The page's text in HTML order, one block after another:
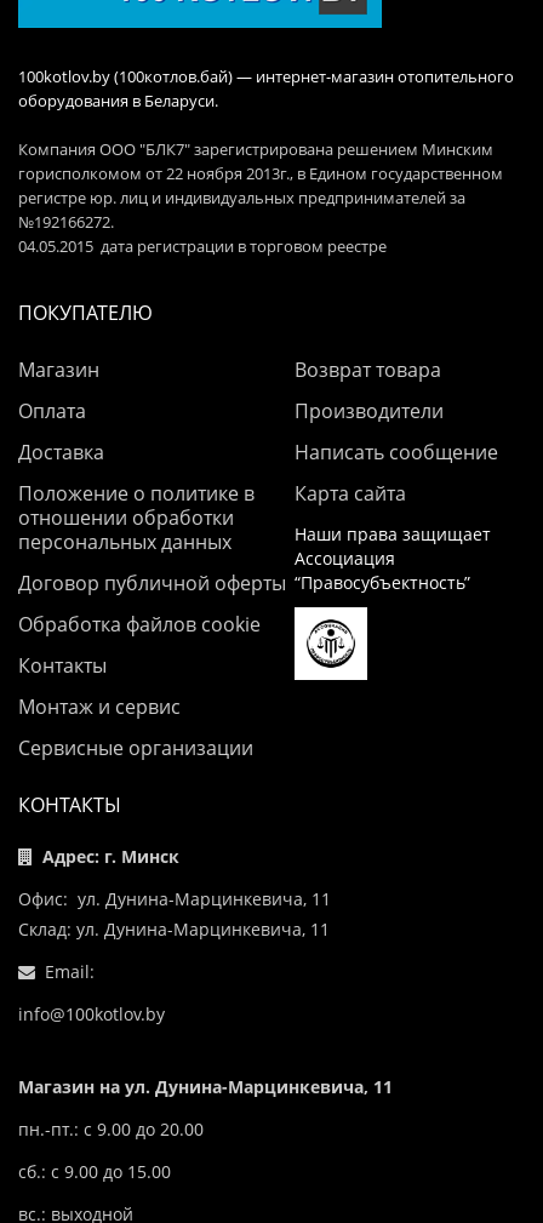
100kotlov.by (100котлов.бай) — интернет-магазин отопительного
оборудования в Беларуси.
Компания ООО "БЛК7" зарегистрирована решением Минским
горисполкомом от 22 ноября 2013г., в Едином государственном
регистре юр. лиц и индивидуальных предпринимателей за
№192166272.
04.05.2015 дата регистрации в торговом реестре
ПОКУПАТЕЛЮ
Магазин
Оплата
Доставка
Положение о политике в
отношении обработки
персональных данных
Договор публичной оферты
Обработка файлов cookie
Контакты
Монтаж и сервис
Сервисные организации
Возврат товара
Производители
Написать сообщение
Карта сайта
Наши права защищает
Ассоциация
“Правосубъектность”
КОНТАКТЫ
Адрес: г. Минск
Офис: ул. Дунина-Марцинкевича, 11
Склад: ул. Дунина-Марцинкевича, 11
Email:
info@100kotlov.by
Магазин на ул. Дунина-Марцинкевича, 11
пн.-пт.: с 9.00 до 20.00
сб.: с 9.00 до 15.00
вс.: выходной